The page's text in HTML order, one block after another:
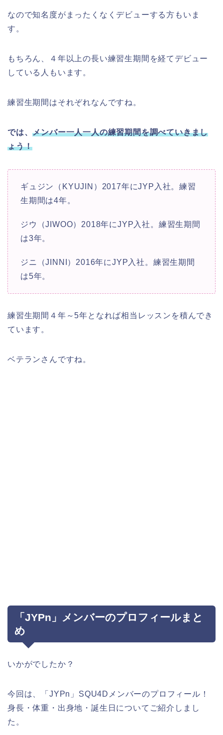
なので知名度がまったくなくデビューする方もいま
す。
もちろん、４年以上の長い練習生期間を経てデビュー
している人もいます。
練習生期間はそれぞれなんですね。
では、メンバー一人一人の練習期間を調べていきまし
ょう！
ギュジン（KYUJIN） 2017年にJYP入社。練習
生期間は4年。
ジウ（JIWOO）2018年にJYP入社。練習生期間
は3年。
ジニ（JINNI）2016年にJYP入社。練習生期間
は5年。
練習生期間４年～5年となれば相当レッスンを積んでき
ています。
ベテランさんですね。
「JYPn」メンバーのプロフィールまと
め
いかがでしたか？
今回は、「JYPn」SQU4Dメンバーのプロフィール！
身長・体重・出身地・誕生日についてご紹介しまし
た。